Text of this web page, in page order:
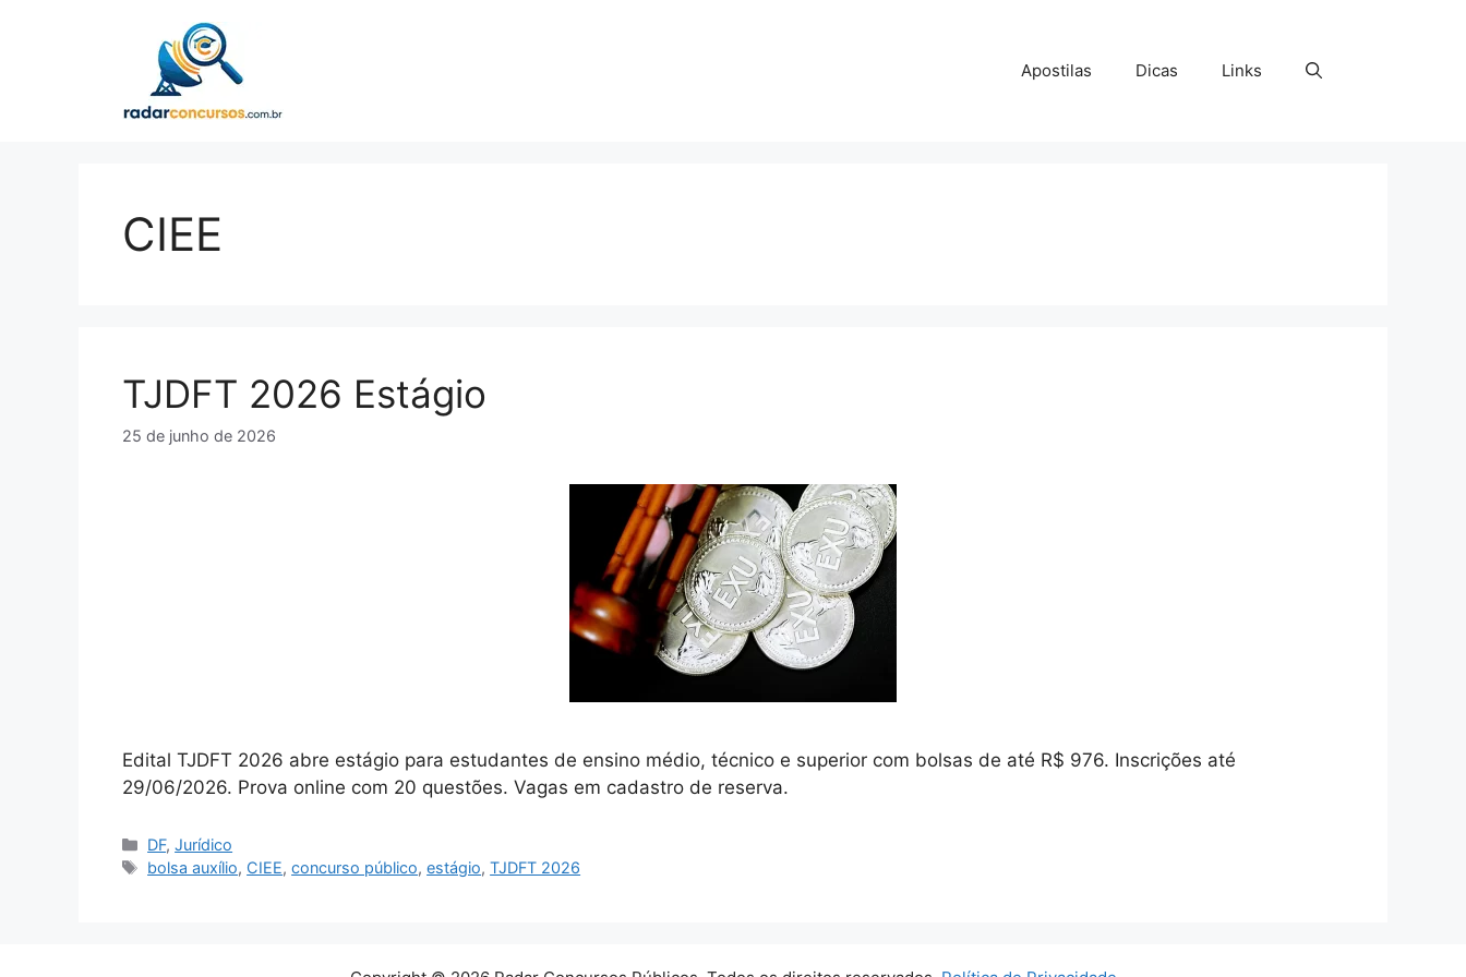
Apostilas Dicas Links
CIEE
TJDFT 2026 Estágio
25 de junho de 2026
Edital TJDFT 2026 abre estágio para estudantes de ensino médio, técnico e superior com bolsas de até R$ 976. Inscrições até
29/06/2026. Prova online com 20 questões. Vagas em cadastro de reserva.
Categorias
DF,Jurídico
Tags
bolsa auxílio, CIEE,concurso público,estágio,TJDFT 2026